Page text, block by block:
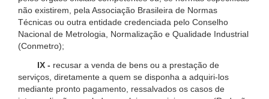
não existirem, pela Associação Brasileira de Normas
Técnicas ou outra entidade credenciada pelo Conselho
Nacional de Metrologia, Normalização e Qualidade Industrial
(Conmetro);
IX - recusar a venda de bens ou a prestação de
serviços, diretamente a quem se disponha a adquiri-los
mediante pronto pagamento, ressalvados os casos de